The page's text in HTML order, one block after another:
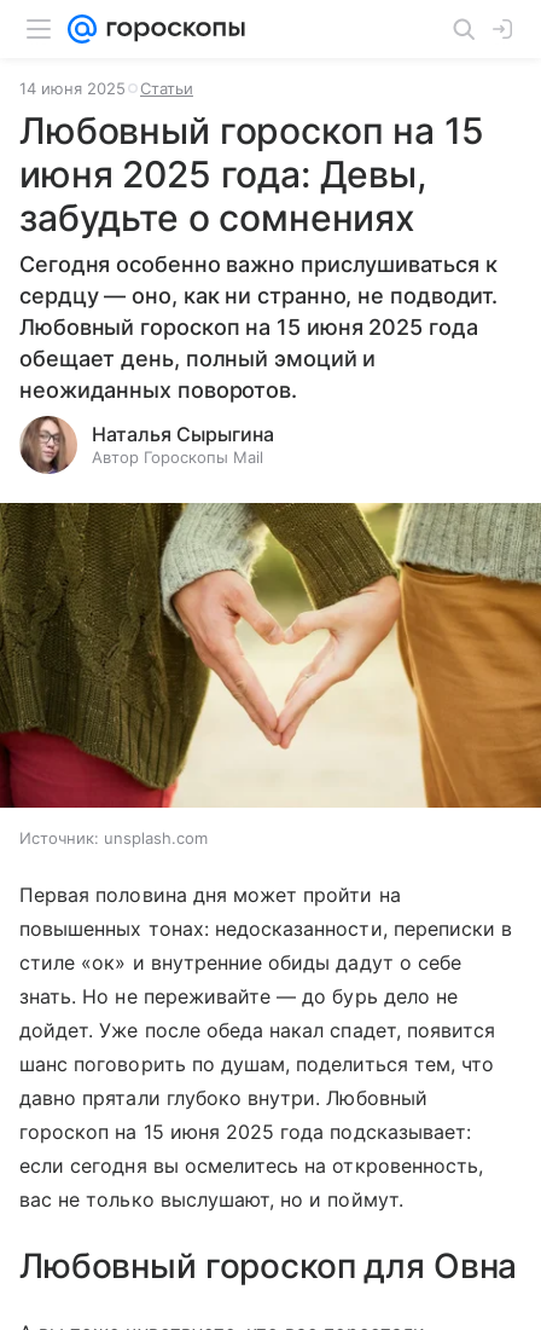
14 июня 2025 Статьи
Любовный гороскоп на 15
июня 2025 года: Девы,
забудьте о сомнениях
Сегодня особенно важно прислушиваться к
сердцу — оно, как ни странно, не подводит.
Любовный гороскоп на 15 июня 2025 года
обещает день, полный эмоций и
неожиданных поворотов.
Наталья Сырыгина
Автор Гороскопы Mail
Источник: unsplash.com
Первая половина дня может пройти на
повышенных тонах: недосказанности, переписки в
стиле «ок» и внутренние обиды дадут о себе
знать. Но не переживайте — до бурь дело не
дойдет. Уже после обеда накал спадет, появится
шанс поговорить по душам, поделиться тем, что
давно прятали глубоко внутри. Любовный
гороскоп на 15 июня 2025 года подсказывает:
если сегодня вы осмелитесь на откровенность,
вас не только выслушают, но и поймут.
Любовный гороскоп для Овна